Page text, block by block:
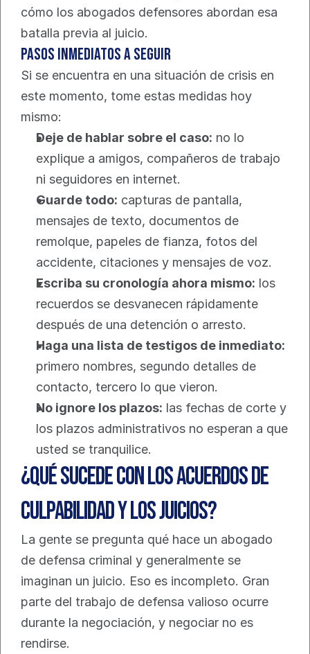
cómo los abogados defensores abordan esa
batalla previa al juicio.
Pasos inmediatos a seguir
Si se encuentra en una situación de crisis en
este momento, tome estas medidas hoy
mismo:
Deje de hablar sobre el caso: no lo
explique a amigos, compañeros de trabajo
ni seguidores en internet.
Guarde todo: capturas de pantalla,
mensajes de texto, documentos de
remolque, papeles de fianza, fotos del
accidente, citaciones y mensajes de voz.
Escriba su cronología ahora mismo: los
recuerdos se desvanecen rápidamente
después de una detención o arresto.
Haga una lista de testigos de inmediato:
primero nombres, segundo detalles de
contacto, tercero lo que vieron.
No ignore los plazos: las fechas de corte y
los plazos administrativos no esperan a que
usted se tranquilice.
¿Qué sucede con los acuerdos de
culpabilidad y los juicios?
La gente se pregunta qué hace un abogado
de defensa criminal y generalmente se
imaginan un juicio. Eso es incompleto. Gran
parte del trabajo de defensa valioso ocurre
durante la negociación, y negociar no es
rendirse.